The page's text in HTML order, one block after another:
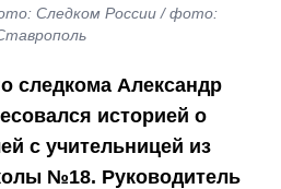
Следком России / фото:
следкома Александр
историей о
с учительницей из
№18. Руководитель